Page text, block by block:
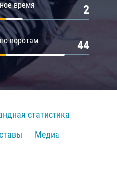
время 2
воротам 44
статистика
Медиа